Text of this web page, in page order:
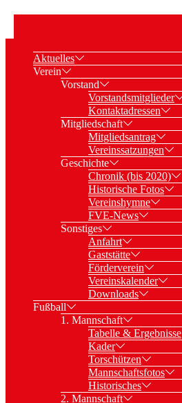
Aktuelles
Verein
Vorstand
Vorstandsmitglieder
Kontaktadressen
Mitgliedschaft
Mitgliedsantrag
Vereinssatzungen
Geschichte
Chronik (bis 2020)
Historische Fotos
Vereinshymne
FVE-News
Sonstiges
Anfahrt
Gaststätte
Förderverein
Vereinskalender
Downloads
Fußball
1. Mannschaft
Tabelle & Ergebnisse
Kader
Torschützen
Mannschaftsfotos
Historisches
2. Mannschaft